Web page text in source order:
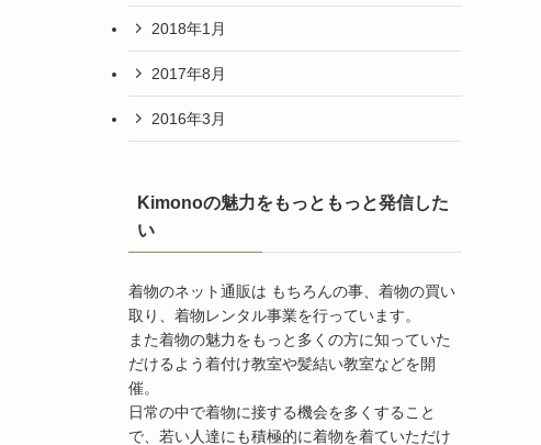
2018年1月
2017年8月
2016年3月
Kimonoの魅力をもっともっと発信した
い
着物のネット通販は もちろんの事、着物の買い
取り、着物レンタル事業を行っています。
また着物の魅力をもっと多くの方に知っていた
だけるよう着付け教室や髪結い教室などを開
催。
日常の中で着物に接する機会を多くすること
で、若い人達にも積極的に着物を着ていただけ